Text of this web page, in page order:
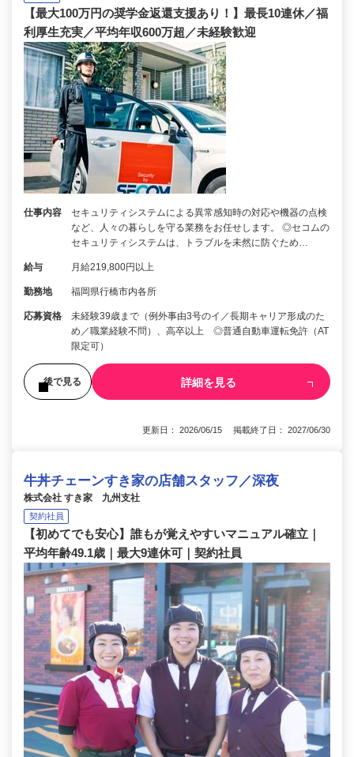
【最大100万円の奨学金返還支援あり！】最長10連休／福
利厚生充実／平均年収600万超／未経験歓迎
仕事内容
セキュリティシステムによる異常感知時の対応や機器の点検
など、人々の暮らしを守る業務をお任せします。 ◎セコムの
セキュリティシステムは、トラブルを未然に防ぐため…
給与 月給219,800円以上
勤務地 福岡県行橋市内各所
応募資格
未経験39歳まで（例外事由3号のイ／長期キャリア形成のた
め／職業経験不問）、高卒以上 ◎普通自動車運転免許（AT
限定可）
後で見る 詳細を見る
更新日： 2026/06/15 掲載終了日： 2027/06/30
牛丼チェーンすき家の店舗スタッフ／深夜
株式会社 すき家 九州支社
契約社員
【初めてでも安心】誰もが覚えやすいマニュアル確立｜
平均年齢49.1歳｜最大9連休可｜契約社員